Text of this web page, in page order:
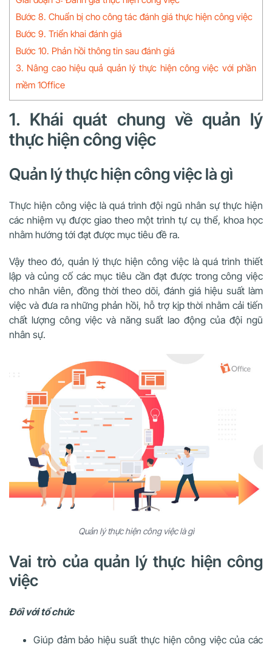
Bước 8. Chuẩn bị cho công tác đánh giá thực hiện công việc
Bước 9. Triển khai đánh giá
Bước 10. Phản hồi thông tin sau đánh giá
3. Nâng cao hiệu quả quản lý thực hiện công việc với phần
mềm 1Office
1. Khái quát chung về quản lý
thực hiện công việc
Quản lý thực hiện công việc là gì
Thực hiện công việc là quá trình đội ngũ nhân sự thực hiện
các nhiệm vụ được giao theo một trình tự cụ thể, khoa học
nhằm hướng tới đạt được mục tiêu đề ra.
Vậy theo đó, quản lý thực hiện công việc là quá trình thiết
lập và củng cố các mục tiêu cần đạt được trong công việc
cho nhân viên, đồng thời theo dõi, đánh giá hiệu suất làm
việc và đưa ra những phản hồi, hỗ trợ kịp thời nhằm cải tiến
chất lượng công việc và năng suất lao động của đội ngũ
nhân sự.
Quản lý thực hiện công việc là gì
Vai trò của quản lý thực hiện công
việc
Đối với tổ chức
Giúp đảm bảo hiệu suất thực hiện công việc của các